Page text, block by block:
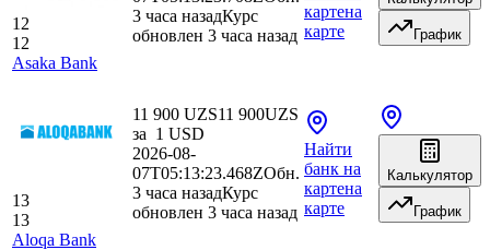
12
12
Asaka Bank
3 часа назадКурс
обновлен 3 часа назад
картена
карте
График
13
13
Aloqa Bank
11 900 UZS11 900UZS
за 1 USD
2026-08-
07T05:13:23.468ZОбн.
3 часа назадКурс
обновлен 3 часа назад
Найти
банк на
картена
карте
Калькулятор
График